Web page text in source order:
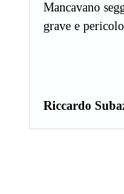
Mancavano
grave e
Riccardo